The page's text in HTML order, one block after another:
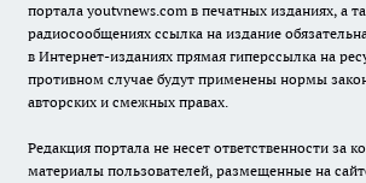
портала youtvnews.com в печатных изданиях, а
радиосообщениях ссылка на издание
в Интернет-изданиях прямая гиперссылка на
противном случае будут применены нормы
авторских и смежных правах.
Редакция портала не несет ответственности за
материалы пользователей, размещенные на